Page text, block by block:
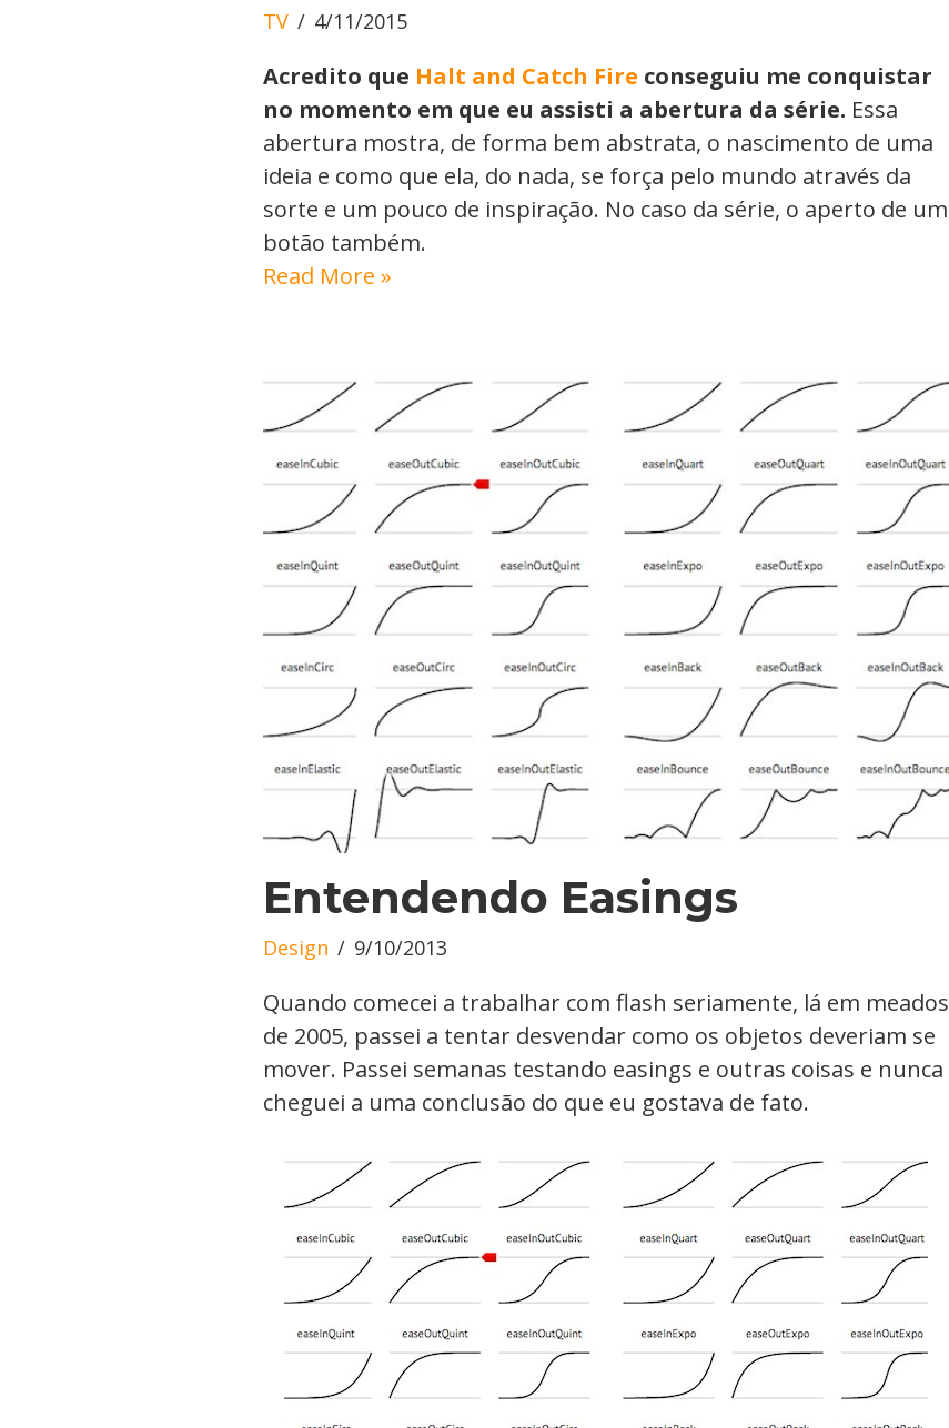
TV 4/11/2015
Acredito que Halt and Catch Fire conseguiu me conquistar
no momento em que eu assisti a abertura da série. Essa
abertura mostra, de forma bem abstrata, o nascimento de uma
ideia e como que ela, do nada, se força pelo mundo através da
sorte e um pouco de inspiração. No caso da série, o aperto de um
botão também.
Read More »
Entendendo Easings
Design 9/10/2013
Quando comecei a trabalhar com flash seriamente, lá em meados
de 2005, passei a tentar desvendar como os objetos deveriam se
mover. Passei semanas testando easings e outras coisas e nunca
cheguei a uma conclusão do que eu gostava de fato.